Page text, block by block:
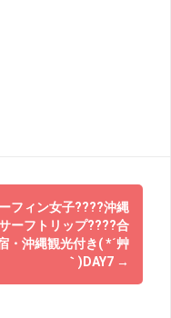
フィン女子????沖縄
ーフトリップ????合
・沖縄観光付き( *´艸
｀)DAY7 →